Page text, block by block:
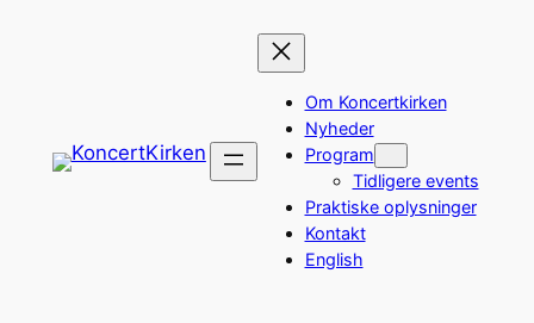
Om Koncertkirken
Nyheder
Program
Tidligere events
Praktiske oplysninger
Kontakt
English